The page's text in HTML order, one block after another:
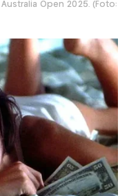
Open 2025. (Foto: